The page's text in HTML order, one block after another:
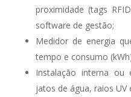
proximidade (tags
software de gestão;
Medidor de energia
tempo e consumo
Instalação interna ou
jatos de água, raios UV